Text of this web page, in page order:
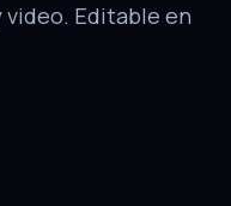
Editable en